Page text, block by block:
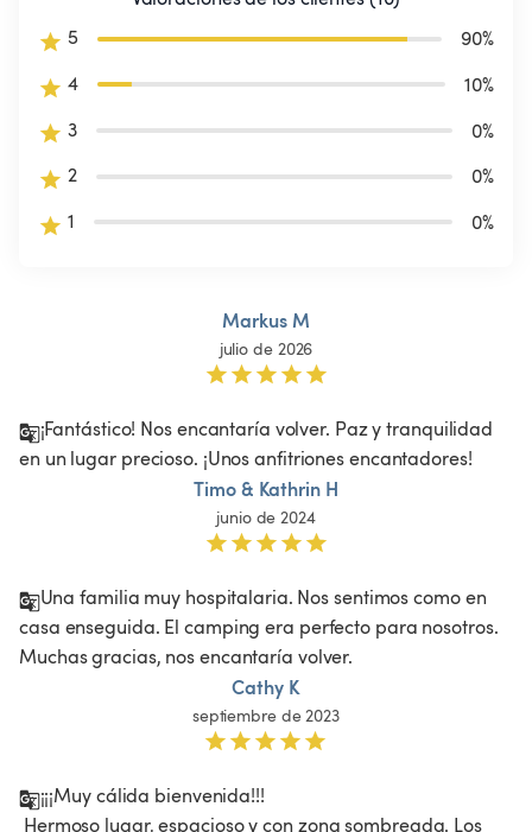
5
90%
4
10%
3
0%
2
0%
1
0%
Markus M
julio de 2026
¡Fantástico! Nos encantaría volver. Paz y tranquilidad
en un lugar precioso. ¡Unos anfitriones encantadores!
Timo & Kathrin H
junio de 2024
Una familia muy hospitalaria. Nos sentimos como en
casa enseguida. El camping era perfecto para nosotros.
Muchas gracias, nos encantaría volver.
Cathy K
septiembre de 2023
¡¡¡Muy cálida bienvenida!!!